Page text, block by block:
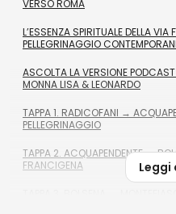
VERSO ROMA
L’ESSENZA SPIRITUALE DELLA
PELLEGRINAGGIO
ASCOLTA LA VERSIONE
MONNA LISA & LEONARDO
TAPPA 1. RADICOFANI →
PELLEGRINAGGIO
TAPPA 2. ACQUAPENDENTE →
FRANCIGENA
Leggi